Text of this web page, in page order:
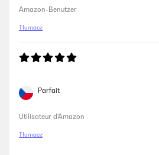
Amazon-Benutzer
Tłumacz
Parfait
Utilisateur d'Amazon
Tłumacz